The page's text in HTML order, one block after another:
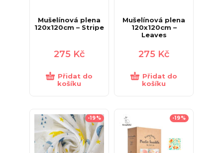
Mušelínová plena
120x120cm – Stripe
275 Kč
Přidat do
košíku
Mušelínová plena
120x120cm –
Leaves
275 Kč
Přidat do
košíku
-19% -19%